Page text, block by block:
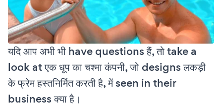
यदि आप अभी भी have questions हैं, तो take a
look at एक धूप का चश्मा कंपनी, जो designs लकड़ी
के फ्रेम हस्तनिर्मित करती है, में seen in their
business क्या है।